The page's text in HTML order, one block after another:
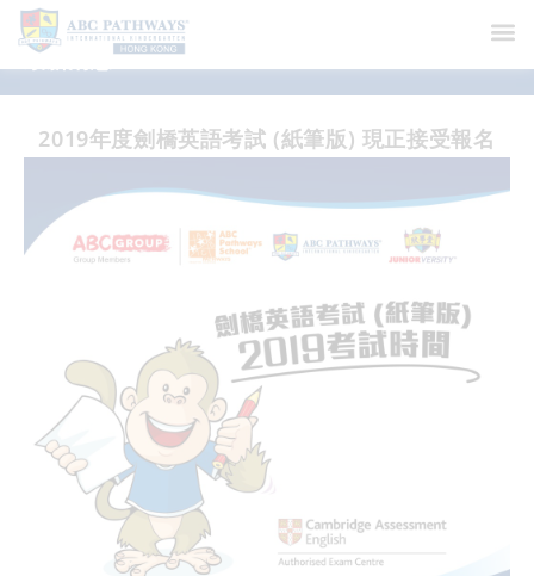
最新消息
2019年度劍橋英語考試 (紙筆版) 現正接受報名